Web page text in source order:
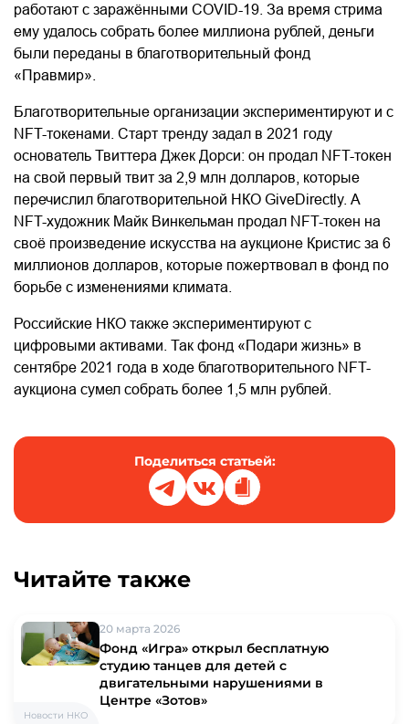
работают с заражёнными COVID-19. За время стрима
ему удалось собрать более миллиона рублей, деньги
были переданы в благотворительный фонд
«Правмир».
Благотворительные организации экспериментируют и с
NFT-токенами. Старт тренду задал в 2021 году
основатель Твиттера Джек Дорси: он продал NFT-токен
на свой первый твит за 2,9 млн долларов, которые
перечислил благотворительной НКО GiveDirectly. А
NFT-художник Майк Винкельман продал NFT-токен на
своё произведение искусства на аукционе Кристис за 6
миллионов долларов, которые пожертвовал в фонд по
борьбе с изменениями климата.
Российские НКО также экспериментируют с
цифровыми активами. Так фонд «Подари жизнь» в
сентябре 2021 года в ходе благотворительного NFT-
аукциона сумел собрать более 1,5 млн рублей.
Поделиться статьей:
Читайте также
Новости НКО
20 марта 2026
Фонд «Игра» открыл бесплатную
студию танцев для детей с
двигательными нарушениями в
Центре «Зотов»